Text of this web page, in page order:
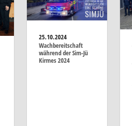
25.10.2024
Wachbereitschaft
während der Sim-Jü
Kirmes 2024